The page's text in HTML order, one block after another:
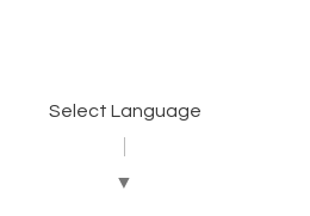
Select Language
▼